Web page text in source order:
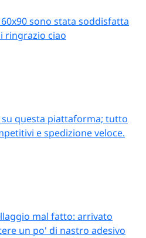
sono stata soddisfatta
ringrazio ciao
questa piattaforma; tutto
e spedizione veloce.
mal fatto: arrivato
un po' di nastro adesivo